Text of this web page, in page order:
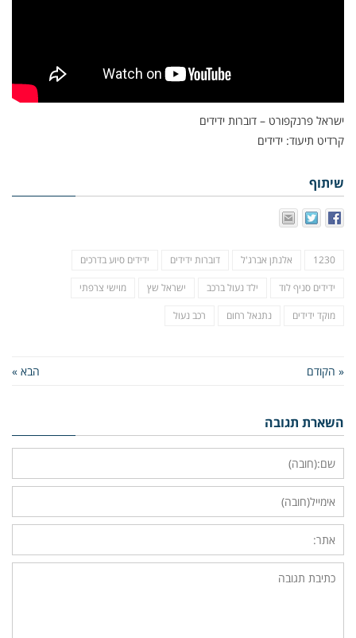
ישראל פרנקפורט – דוברות ידידים
קרדיט תיעוד: ידידים
שיתוף
1230 אלנתן אברג'ל דוברות ידידים ידידים סיוע בדרכים
ידידים סניף לוד ילד נעול ברכב ישראל שץ מוישי צרפתי
מוקד ידידים נתנאל רחום רכב נעול
« הקודם הבא »
השארת תגובה